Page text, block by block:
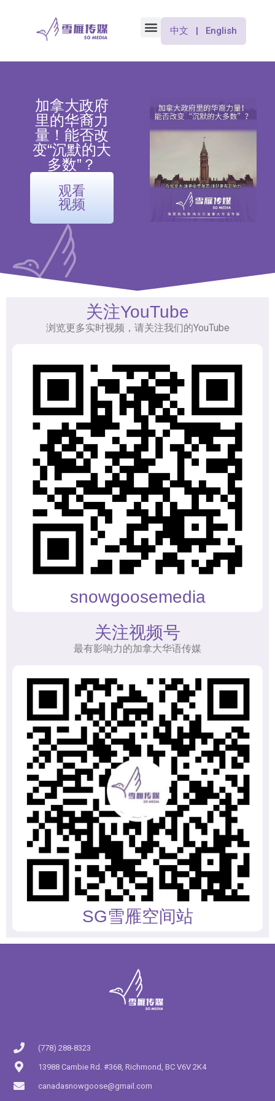
中文 | English
加拿大政府
里的华裔力
量！能否改
变“沉默的大
多数”？
观看
视频
关注YouTube
浏览更多实时视频，请关注我们的YouTube
snowgoosemedia
关注视频号
最有影响力的加拿大华语传媒
SG雪雁空间站
(778) 288-8323
13988 Cambie Rd. #368, Richmond, BC V6V 2K4
canadasnowgoose@gmail.com